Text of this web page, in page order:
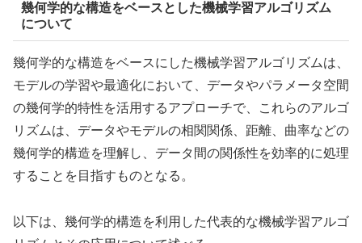
幾何学的な構造をベースとした機械学習アルゴリズム
について
幾何学的な構造をベースにした機械学習アルゴリズムは、
モデルの学習や最適化において、データやパラメータ空間
の幾何学的特性を活用するアプローチで、これらのアルゴ
リズムは、データやモデルの相関関係、距離、曲率などの
幾何学的構造を理解し、データ間の関係性を効率的に処理
することを目指すものとなる。
以下は、幾何学的構造を利用した代表的な機械学習アルゴ